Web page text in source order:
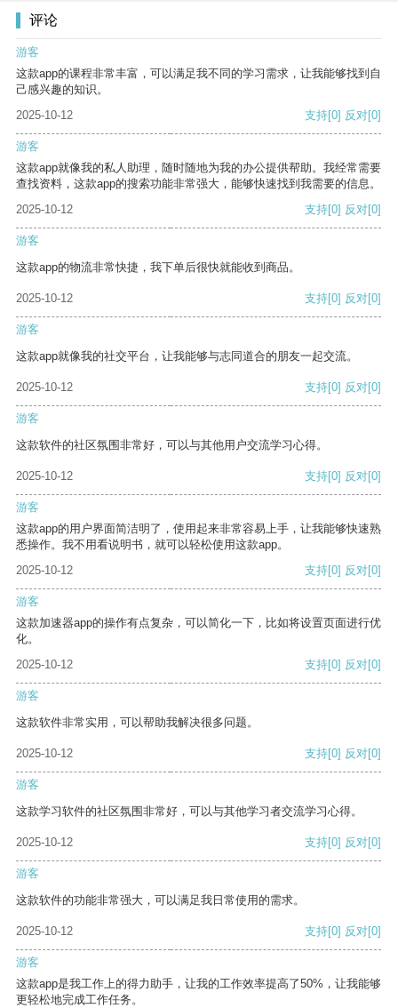
评论
游客
这款app的课程非常丰富，可以满足我不同的学习需求，让我能够找到自
己感兴趣的知识。
2025-10-12
支持[0] 反对[0]
游客
这款app就像我的私人助理，随时随地为我的办公提供帮助。我经常需要
查找资料，这款app的搜索功能非常强大，能够快速找到我需要的信息。
2025-10-12
支持[0] 反对[0]
游客
这款app的物流非常快捷，我下单后很快就能收到商品。
2025-10-12 支持[0] 反对[0]
游客
这款app就像我的社交平台，让我能够与志同道合的朋友一起交流。
2025-10-12 支持[0] 反对[0]
游客
这款软件的社区氛围非常好，可以与其他用户交流学习心得。
2025-10-12 支持[0] 反对[0]
游客
这款app的用户界面简洁明了，使用起来非常容易上手，让我能够快速熟
悉操作。我不用看说明书，就可以轻松使用这款app。
2025-10-12
支持[0] 反对[0]
游客
这款加速器app的操作有点复杂，可以简化一下，比如将设置页面进行优
化。
2025-10-12
支持[0] 反对[0]
游客
这款软件非常实用，可以帮助我解决很多问题。
2025-10-12 支持[0] 反对[0]
游客
这款学习软件的社区氛围非常好，可以与其他学习者交流学习心得。
2025-10-12 支持[0] 反对[0]
游客
这款软件的功能非常强大，可以满足我日常使用的需求。
2025-10-12 支持[0] 反对[0]
游客
这款app是我工作上的得力助手，让我的工作效率提高了50%，让我能够
更轻松地完成工作任务。